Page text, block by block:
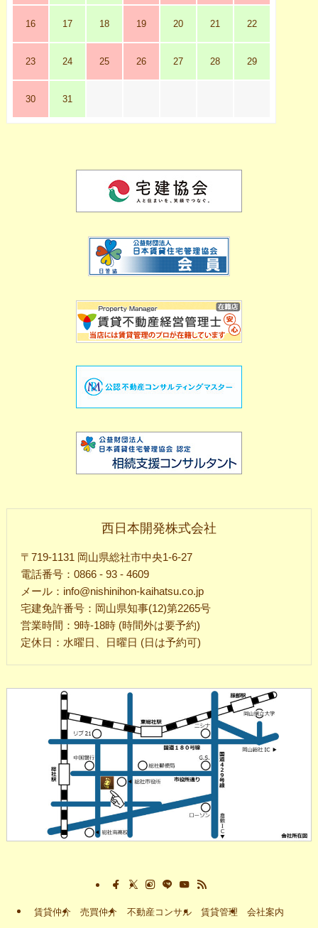
16 17 18 19 20 21 22
23 24 25 26 27 28 29
30 31
西日本開発株式会社
〒719-1131 岡山県総社市中央1-6-27
電話番号：0866 - 93 - 4609
メール：info@nishinihon-kaihatsu.co.jp
宅建免許番号：岡山県知事(12)第2265号
営業時間：9時-18時 (時間外は要予約)
定休日：水曜日、日曜日 (日は予約可)
賃貸仲介 売買仲介 不動産コンサル 賃貸管理 会社案内